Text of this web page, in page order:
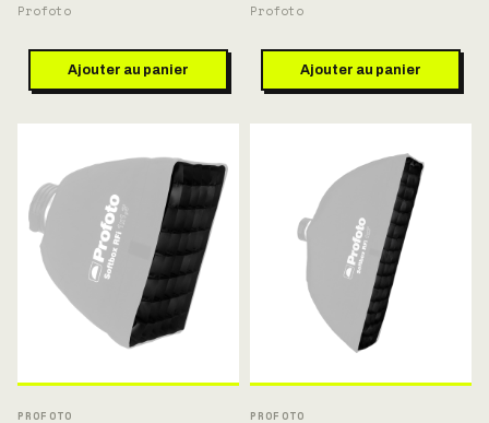
Profoto
Ajouter au panier
Profoto
Ajouter au panier
PROFOTO PROFOTO